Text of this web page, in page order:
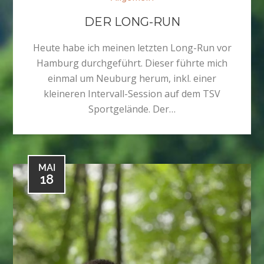
DER LONG-RUN
Heute habe ich meinen letzten Long-Run vor
Hamburg durchgeführt. Dieser führte mich
einmal um Neuburg herum, inkl. einer
kleineren Intervall-Session auf dem TSV
Sportgelände. Der…
MAI
18